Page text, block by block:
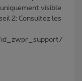
visible
2: Consultez les